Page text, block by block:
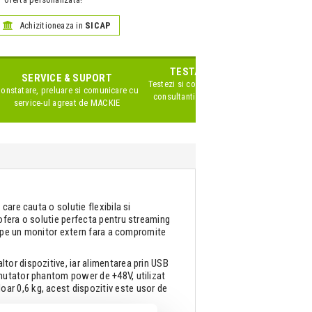
Achizitioneaza in SICAP
SERVICE & SUPORT
preluare si comunicare cu
service-ul agreat de MACKIE
TESTARE IN SHOWROOM
Testezi si compari produsele impreuna cu
consultanti Zeedo specializati pe acest
cauta o solutie flexibila si
o solutie perfecta pentru streaming
un monitor extern fara a compromite
dispozitive, iar alimentarea prin USB
phantom power de +48V, utilizat
0,6 kg, acest dispozitiv este usor de